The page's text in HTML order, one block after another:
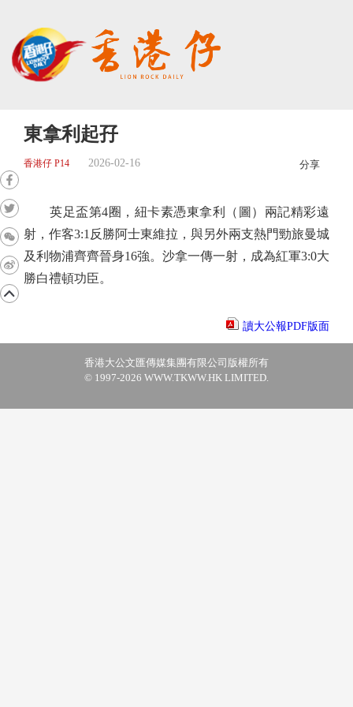
東拿利起孖
香港仔 P14 2026-02-16 分享
英足盃第4圈，紐卡素憑東拿利（圖）兩記精彩遠
射，作客3:1反勝阿士東維拉，與另外兩支熱門勁旅曼城
及利物浦齊齊晉身16強。沙拿一傳一射，成為紅軍3:0大
勝白禮頓功臣。
讀大公報PDF版面
香港大公文匯傳媒集團有限公司版權所有
© 1997-2026 WWW.TKWW.HK LIMITED.